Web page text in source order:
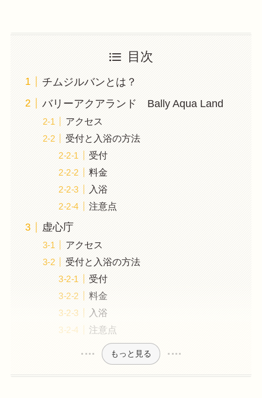
目次
チムジルバンとは？
バリーアクアランド Bally Aqua Land
アクセス
受付と入浴の方法
受付
料金
入浴
注意点
虚心庁
アクセス
受付と入浴の方法
受付
料金
入浴
注意点
もっと見る